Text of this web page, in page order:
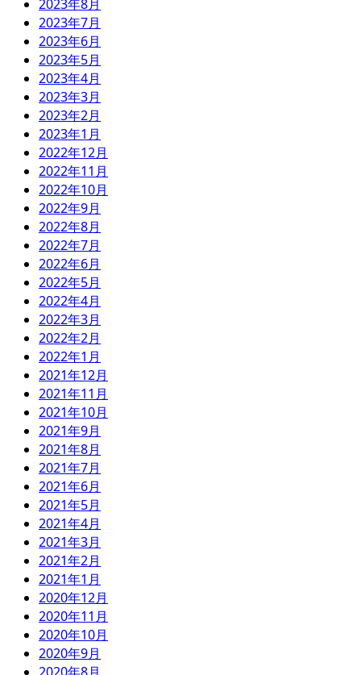
2023年8月
2023年7月
2023年6月
2023年5月
2023年4月
2023年3月
2023年2月
2023年1月
2022年12月
2022年11月
2022年10月
2022年9月
2022年8月
2022年7月
2022年6月
2022年5月
2022年4月
2022年3月
2022年2月
2022年1月
2021年12月
2021年11月
2021年10月
2021年9月
2021年8月
2021年7月
2021年6月
2021年5月
2021年4月
2021年3月
2021年2月
2021年1月
2020年12月
2020年11月
2020年10月
2020年9月